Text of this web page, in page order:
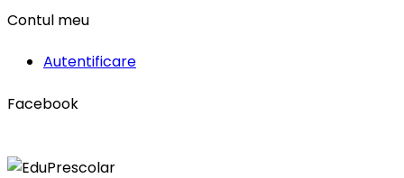
Contul meu
Autentificare
Facebook